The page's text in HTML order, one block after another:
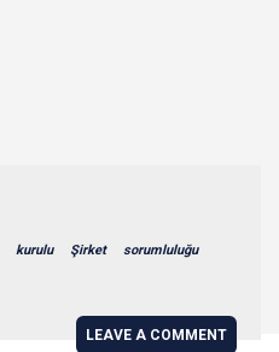
kurulu Şirket sorumluluğu
LEAVE A COMMENT